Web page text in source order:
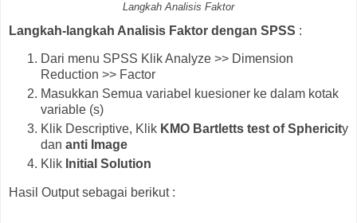
Langkah Analisis Faktor
Langkah-langkah Analisis Faktor dengan SPSS :
Dari menu SPSS Klik Analyze >> Dimension
Reduction >> Factor
Masukkan Semua variabel kuesioner ke dalam kotak
variable (s)
Klik Descriptive, Klik KMO Bartletts test of Sphericity
dan anti Image
Klik Initial Solution
Hasil Output sebagai berikut :